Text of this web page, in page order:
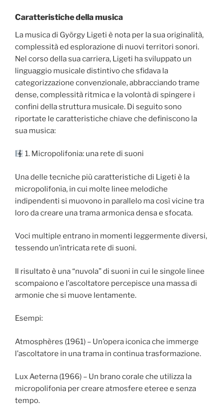
Caratteristiche della musica
La musica di György Ligeti è nota per la sua originalità,
complessità ed esplorazione di nuovi territori sonori.
Nel corso della sua carriera, Ligeti ha sviluppato un
linguaggio musicale distintivo che sfidava la
categorizzazione convenzionale, abbracciando trame
dense, complessità ritmica e la volontà di spingere i
confini della struttura musicale. Di seguito sono
riportate le caratteristiche chiave che definiscono la
sua musica:
1. Micropolifonia: una rete di suoni
Una delle tecniche più caratteristiche di Ligeti è la
micropolifonia, in cui molte linee melodiche
indipendenti si muovono in parallelo ma così vicine tra
loro da creare una trama armonica densa e sfocata.
Voci multiple entrano in momenti leggermente diversi,
tessendo un’intricata rete di suoni.
Il risultato è una “nuvola” di suoni in cui le singole linee
scompaiono e l’ascoltatore percepisce una massa di
armonie che si muove lentamente.
Esempi:
Atmosphères (1961) – Un’opera iconica che immerge
l’ascoltatore in una trama in continua trasformazione.
Lux Aeterna (1966) – Un brano corale che utilizza la
micropolifonia per creare atmosfere eteree e senza
tempo.